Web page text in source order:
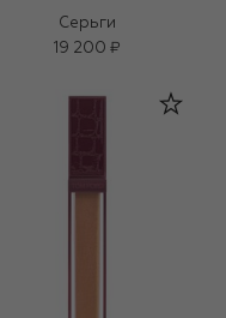
Серьги
19 200 ₽